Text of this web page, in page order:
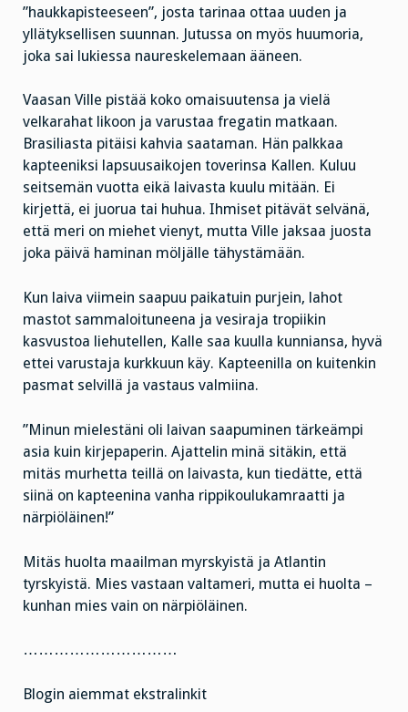
”haukkapisteeseen”, josta tarinaa ottaa uuden ja
yllätyksellisen suunnan. Jutussa on myös huumoria,
joka sai lukiessa naureskelemaan ääneen.
Vaasan Ville pistää koko omaisuutensa ja vielä
velkarahat likoon ja varustaa fregatin matkaan.
Brasiliasta pitäisi kahvia saataman. Hän palkkaa
kapteeniksi lapsuusaikojen toverinsa Kallen. Kuluu
seitsemän vuotta eikä laivasta kuulu mitään. Ei
kirjettä, ei juorua tai huhua. Ihmiset pitävät selvänä,
että meri on miehet vienyt, mutta Ville jaksaa juosta
joka päivä haminan möljälle tähystämään.
Kun laiva viimein saapuu paikatuin purjein, lahot
mastot sammaloituneena ja vesiraja tropiikin
kasvustoa liehutellen, Kalle saa kuulla kunniansa, hyvä
ettei varustaja kurkkuun käy. Kapteenilla on kuitenkin
pasmat selvillä ja vastaus valmiina.
”Minun mielestäni oli laivan saapuminen tärkeämpi
asia kuin kirjepaperin. Ajattelin minä sitäkin, että
mitäs murhetta teillä on laivasta, kun tiedätte, että
siinä on kapteenina vanha rippikoulukamraatti ja
närpiöläinen!”
Mitäs huolta maailman myrskyistä ja Atlantin
tyrskyistä. Mies vastaan valtameri, mutta ei huolta –
kunhan mies vain on närpiöläinen.
…………………………
Blogin aiemmat ekstralinkit